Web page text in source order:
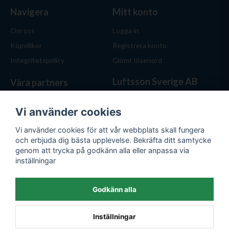
Navigera
Om oss
Köpvillkor
Integritetspolicy
Mitt konto
Logga in
Registrera konto
Glömt lösenord
Våra partners Luftsson Sverige AB
hjälper dig att välja rätt
lösning. Hos Luftsson.se får
du personlig service, bra priser
och produkter för både hem
och företag.
E-post:
Vi använder cookies
Vi använder cookies för att vår webbplats skall fungera
och erbjuda dig bästa upplevelse. Bekräfta ditt samtycke
genom att trycka på godkänn alla eller anpassa via
inställningar
Godkänn alla
Inställningar